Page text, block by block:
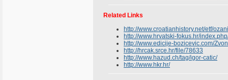
Related Links
http://www.croatianhistory.net/etf/
http://www.hrvatski-fokus.hr/
http://www.edicije-bozicevic.com/
http://hrcak.srce.hr/file/78633
http://www.hazud.ch/tag/igor-catic/
http://www.hkr.hr/